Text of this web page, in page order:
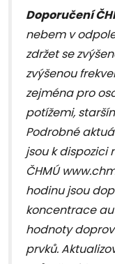
Doporučení
nebem v
zdržet se
zvýšenou
zejména pro
potížemi,
Podrobné
jsou k dispozici
ČHMÚ
hodinu jsou
koncentrace
hodnoty
prvků.